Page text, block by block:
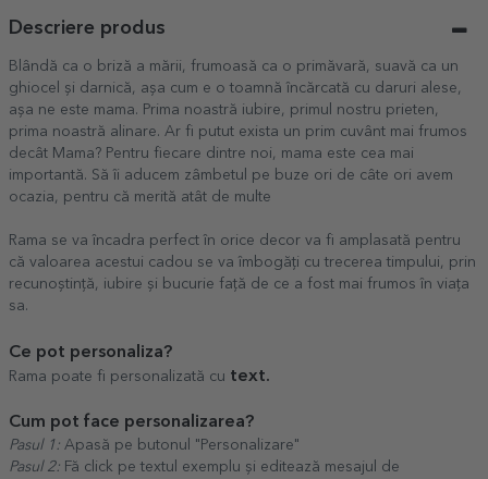
Descriere produs
Blândă ca o briză a mării, frumoasă ca o primăvară, suavă ca un
ghiocel și darnică, așa cum e o toamnă încărcată cu daruri alese,
așa ne este mama. Prima noastră iubire, primul nostru prieten,
prima noastră alinare. Ar fi putut exista un prim cuvânt mai frumos
decât Mama? Pentru fiecare dintre noi, mama este cea mai
importantă. Să îi aducem zâmbetul pe buze ori de câte ori avem
ocazia, pentru că merită atât de multe
Rama se va încadra perfect în orice decor va fi amplasată pentru
că valoarea acestui cadou se va îmbogăți cu trecerea timpului, prin
recunoștință, iubire și bucurie față de ce a fost mai frumos în viața
sa.
Ce pot personaliza?
Rama poate fi personalizată cu text.
Cum pot face personalizarea?
Pasul 1: Apasă pe butonul "Personalizare"
Pasul 2: Fă click pe textul exemplu și editează mesajul de